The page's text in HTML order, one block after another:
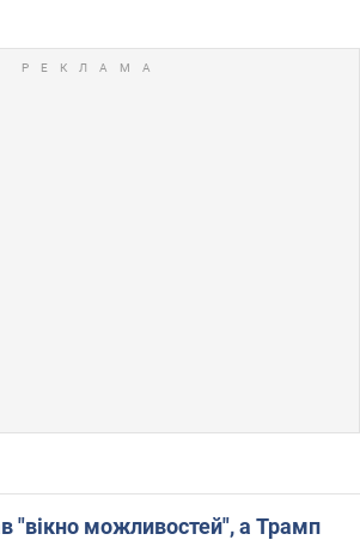
"вікно можливостей", а Трамп